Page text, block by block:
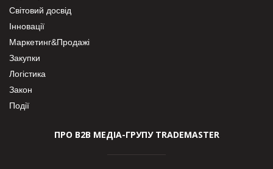
Світовий досвід
Інновації
Маркетинг&Продажі
Закупки
Логістика
Закон
Події
ПРО В2В МЕДІА-ГРУПУ TRADEMASTER